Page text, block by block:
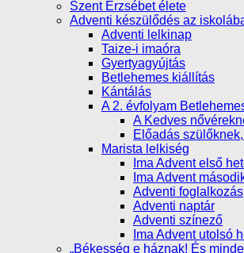
Szent Erzsébet élete
Adventi készülődés az
Adventi lelkinap
Taize-i imaóra
Gyertyagyújtás
Betlehemes kiállítás
Kántálás
A 2. évfolyam
A Kedves
Előadás
Marista lelkiség
Ima Advent első
Ima Advent
Adventi foglalkozás
Adventi naptár
Adventi színező
Ima Advent utolsó
„Békesség e háznak! És